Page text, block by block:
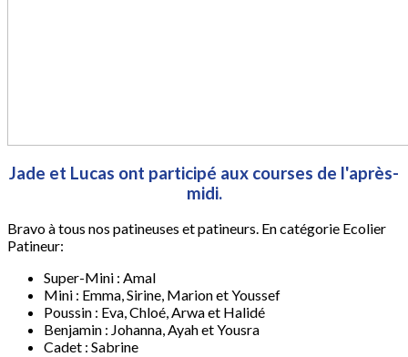
Jade et Lucas ont participé aux courses de l'après-
midi.
Bravo à tous nos patineuses et patineurs. En catégorie Ecolier
Patineur:
Super-Mini : Amal
Mini : Emma, Sirine, Marion et Youssef
Poussin : Eva, Chloé, Arwa et Halidé
Benjamin : Johanna, Ayah et Yousra
Cadet : Sabrine